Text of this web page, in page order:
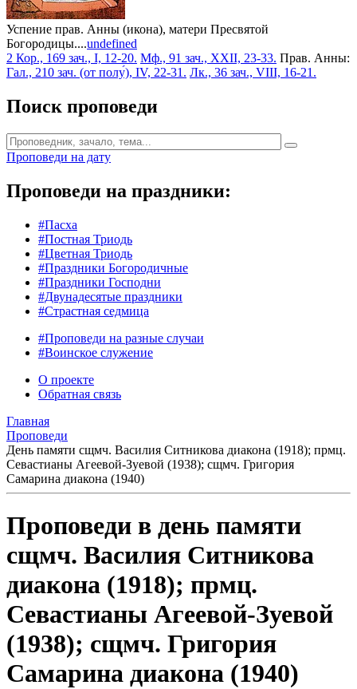
Успение прав. Анны (икона), матери Пресвятой
Богородицы....undefined
2 Кор., 169 зач., I, 12-20. Мф., 91 зач., XXII, 23-33. Прав. Анны:
Гал., 210 зач. (от полу́), IV, 22-31. Лк., 36 зач., VIII, 16-21.
Поиск проповеди
Проповеди на дату
Проповеди на праздники:
#Пасха
#Постная Триодь
#Цветная Триодь
#Праздники Богородичные
#Праздники Господни
#Двунадесятые праздники
#Страстная седмица
#Проповеди на разные случаи
#Воинское служение
О проекте
Обратная связь
Главная
Проповеди
День памяти сщмч. Василия Ситникова диакона (1918); прмц.
Севастианы Агеевой-Зуевой (1938); сщмч. Григория
Самарина диакона (1940)
Проповеди в день памяти
сщмч. Василия Ситникова
диакона (1918); прмц.
Севастианы Агеевой-Зуевой
(1938); сщмч. Григория
Самарина диакона (1940)